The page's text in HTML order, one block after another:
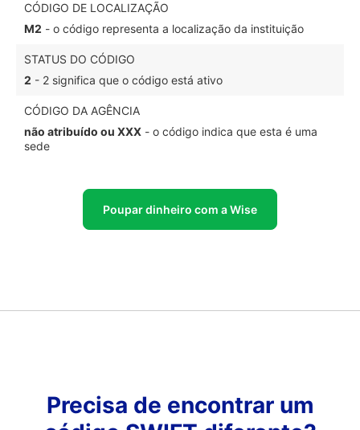
CÓDIGO DE LOCALIZAÇÃO
M2 - o código representa a localização da instituição
STATUS DO CÓDIGO
2 - 2 significa que o código está ativo
CÓDIGO DA AGÊNCIA
não atribuído ou XXX - o código indica que esta é uma
sede
Poupar dinheiro com a Wise
Precisa de encontrar um